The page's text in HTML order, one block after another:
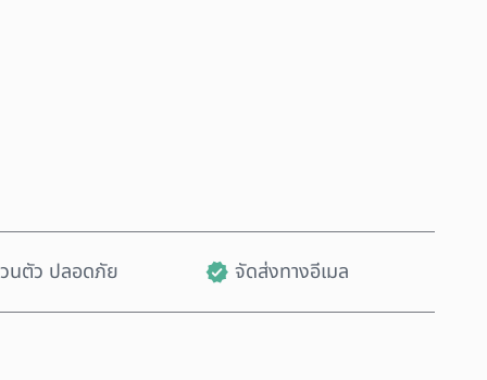
วนตัว ปลอดภัย จัดส่งทางอีเมล